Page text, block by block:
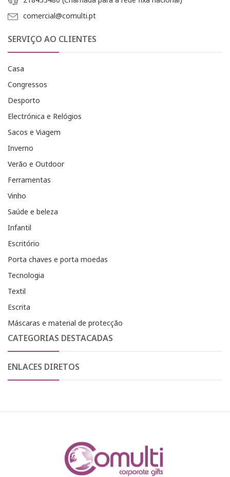
comercial@comulti.pt
SERVIÇO AO CLIENTES
Casa
Congressos
Desporto
Electrónica e Relógios
Sacos e Viagem
Inverno
Verão e Outdoor
Ferramentas
Vinho
Saúde e beleza
Infantil
Escritório
Porta chaves e porta moedas
Tecnologia
Textil
Escrita
Máscaras e material de protecção
CATEGORIAS DESTACADAS
ENLACES DIRETOS